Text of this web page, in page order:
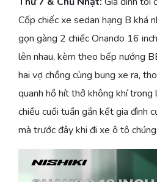
Cốp chiếc xe sedan hạng B khá
gọn gàng 2 chiếc Onando 16
lên nhau, kèm theo bếp nướng
hai vợ chồng cùng bung xe ra,
quanh hồ hít thở không khí
chiều cuối tuần gắn kết gia đình
mà trước đây khi đi xe ô tô